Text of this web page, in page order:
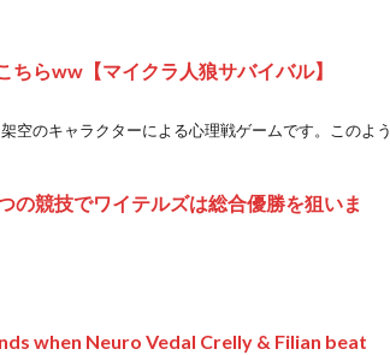
らww【マイクラ人狼サバイバル】
空のキャラクターによる心理戦ゲームです。このよう
の競技でワイテルズは総合優勝を狙いま
when Neuro Vedal Crelly & Filian beat